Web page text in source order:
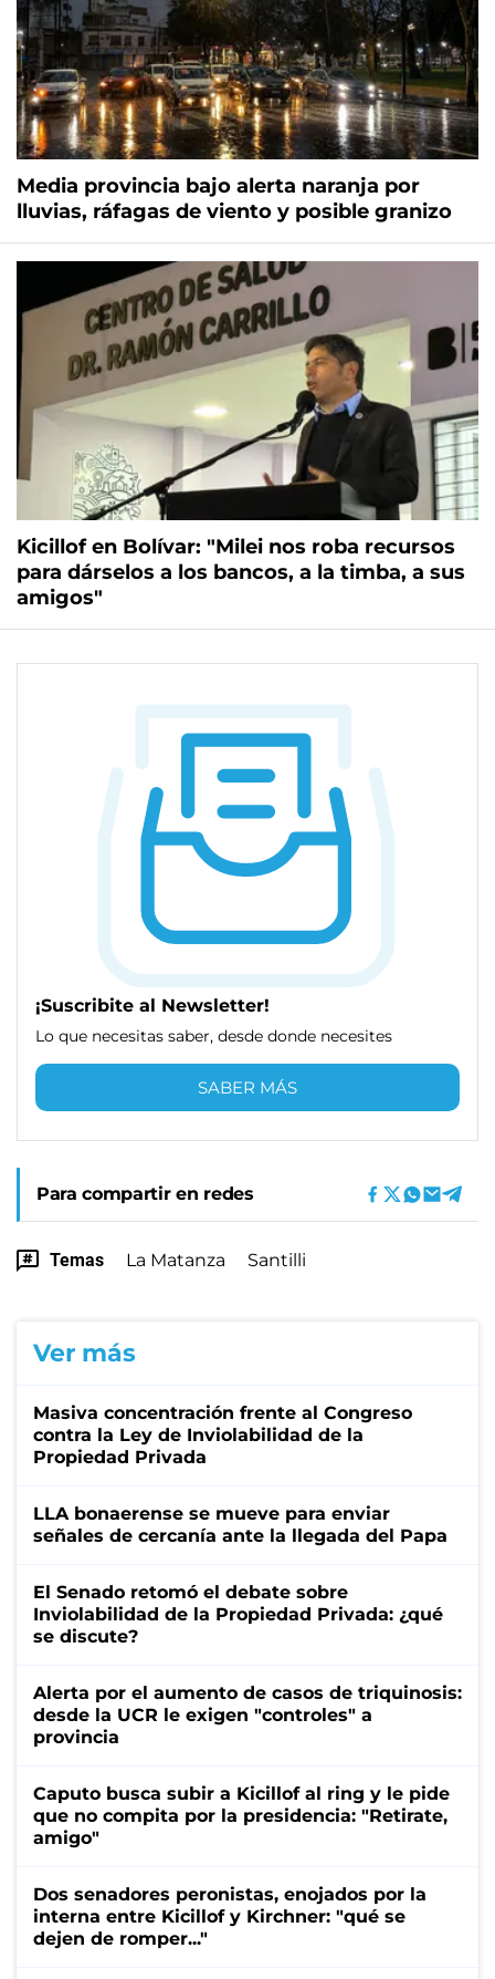
Media provincia bajo alerta naranja por
lluvias, ráfagas de viento y posible granizo
Kicillof en Bolívar: "Milei nos roba recursos
para dárselos a los bancos, a la timba, a sus
amigos"
¡Suscribite al Newsletter!
Lo que necesitas saber, desde donde necesites
SABER MÁS
Para compartir en redes
Temas La Matanza Santilli
Ver más
Masiva concentración frente al Congreso
contra la Ley de Inviolabilidad de la
Propiedad Privada
LLA bonaerense se mueve para enviar
señales de cercanía ante la llegada del Papa
El Senado retomó el debate sobre
Inviolabilidad de la Propiedad Privada: ¿qué
se discute?
Alerta por el aumento de casos de triquinosis:
desde la UCR le exigen "controles" a
provincia
Caputo busca subir a Kicillof al ring y le pide
que no compita por la presidencia: "Retirate,
amigo"
Dos senadores peronistas, enojados por la
interna entre Kicillof y Kirchner: "qué se
dejen de romper..."